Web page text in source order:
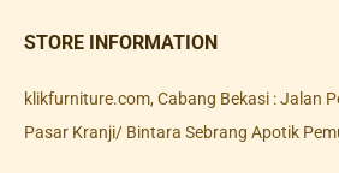
STORE INFORMATION
klikfurniture.com, Cabang Bekasi : Jalan
Pasar Kranji/ Bintara Sebrang Apotik